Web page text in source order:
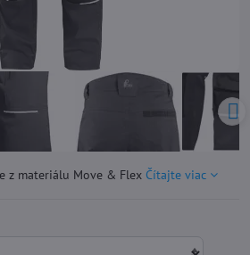
z materiálu Move & Flex Čítajte viac